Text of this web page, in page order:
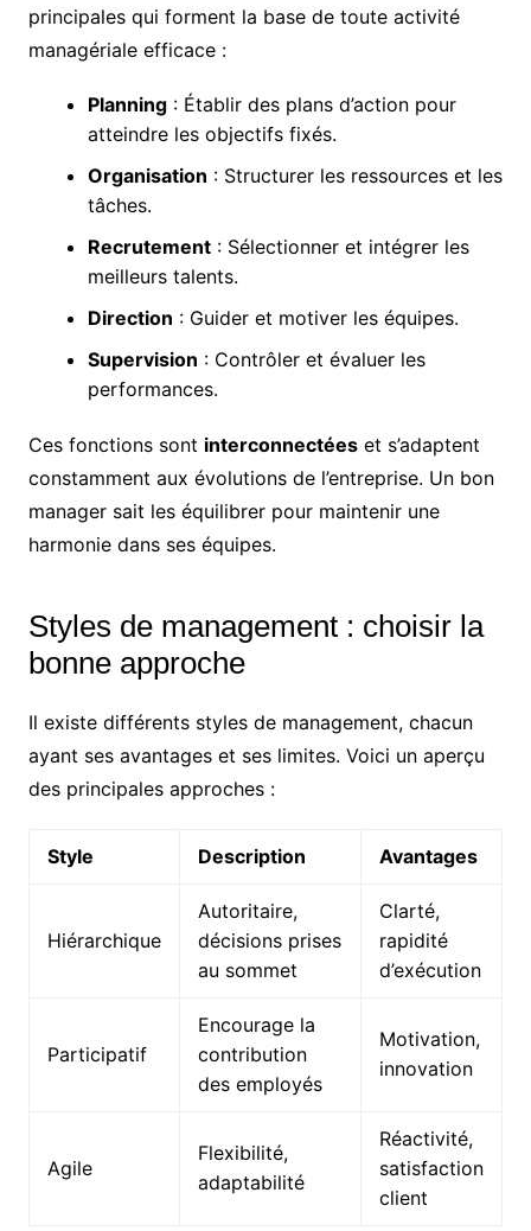
principales qui forment la base de toute activité
managériale efficace :
Planning: Établir des plans d’action pour
atteindre les objectifs fixés.
Organisation : Structurer les ressources et les
tâches.
Recrutement: Sélectionner et intégrer les
meilleurs talents.
Direction : Guider et motiver les équipes.
Supervision : Contrôler et évaluer les
performances.
Ces fonctions sont interconnectéeset s’adaptent
constamment aux évolutions de l’entreprise. Un bon
manager sait les équilibrer pour maintenir une
harmonie dans ses équipes.
Styles de management : choisir la
bonne approche
Il existe différents styles de management, chacun
ayant ses avantages et ses limites. Voici un aperçu
des principales approches :
Style Description Avantages
Hiérarchique
Autoritaire,
décisions prises
au sommet
Clarté,
rapidité
d’exécution
Participatif
Encourage la
contribution
des employés
Motivation,
innovation
Agile
Flexibilité,
adaptabilité
Réactivité,
satisfaction
client